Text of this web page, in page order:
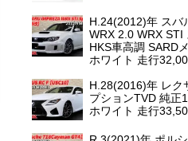
H.24(2012)年 スバ
WRX 2.0 WRX STI
HKS車高調 SARD
ホワイト 走行
H.28(2016)年 レク
プションTVD 純正
ホワイト 走行